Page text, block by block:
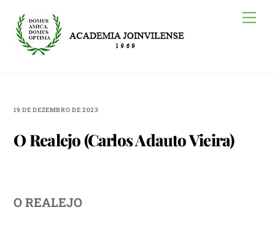
content
19 DE DEZEMBRO DE 2023
O Realejo (Carlos Adauto Vieira)
O REALEJO